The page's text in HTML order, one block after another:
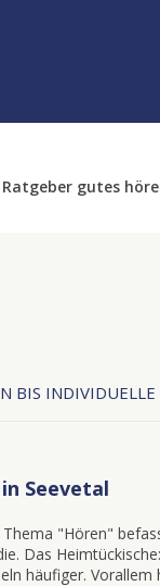
Ratgeber gutes
BIS
Seevetal
"Hören"
Das
häufiger.